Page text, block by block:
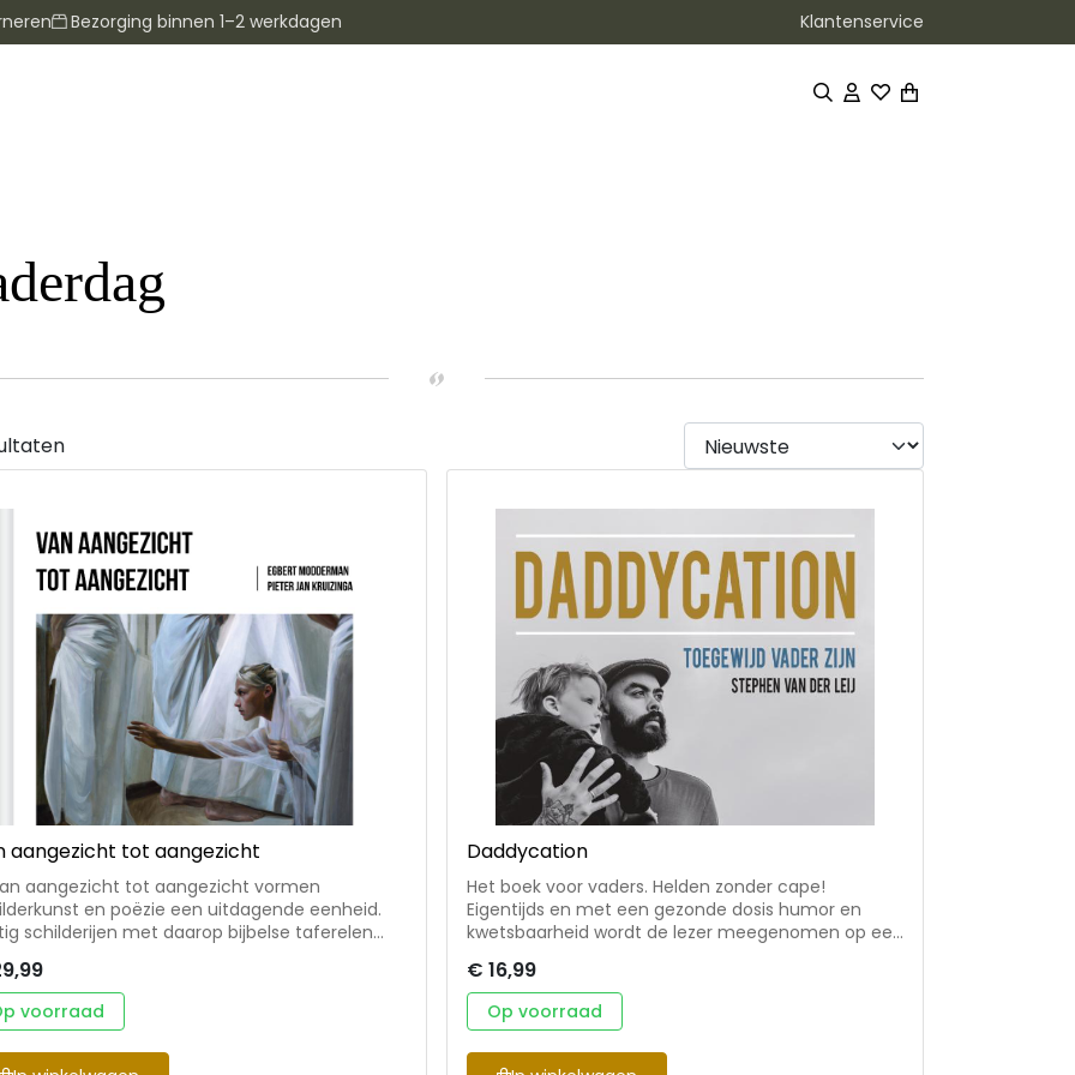
Bezorging binnen 1–2 werkdagen Klantenservice
aangezicht tot aangezicht
aangezicht tot aangezicht vormen
en poëzie een uitdagende eenheid.
schilderijen met daarop bijbelse taferelen
met gedichten van de Groningse
Kruizinga. In zowel de schilderijen
de poëzie kiezen schilder en auteur een
invalshoek dan gebruikelijk waardoor de
verhalen in een nieuw licht komen te staan.
voorraad
Daddycation
Het boek voor vaders. Helden zonder cape!
Eigentijds en met een gezonde dosis humor en
kwetsbaarheid wordt de lezer meegenomen op een
kind? Het boek laat vaders kijken in hun eigen ziel.
Naar hun verdriet, dromen, gemiste kansen,
verleden, heden en toekomst. Het karakter van de
perfecte vader zit al in de man. De schrijver wil
daarom als een beeldhouwer de kunst van het
€ 16,99
Op voorraad